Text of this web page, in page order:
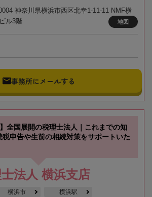
神奈川県横浜市西区北幸1-11-11 NMF横
ル3階
地図
事務所にメールする
全国展開の税理士法人｜これまでの知
税申告や生前の相続対策をサポートいた
法人 横浜支店
横浜市 横浜駅